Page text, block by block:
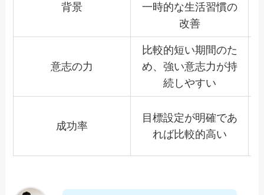
背景
一時的な生活習慣の
改善
意志の力
比較的短い期間のた
め、強い意志力が持
続しやすい
成功率
目標設定が明確であ
れば比較的高い